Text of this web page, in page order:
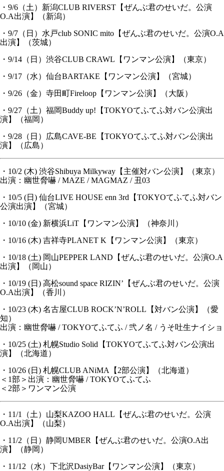
・9/6（土）新潟CLUB RIVERST【ぜんぶ君のせいだ。公演
O.A出演】（新潟）
・9/7（日）水戸club SONIC mito【ぜんぶ君のせいだ。公演O.A
出演】（茨城）
・9/14（日）渋谷CLUB CRAWL【ワンマン公演】（東京）
・9/17（水）仙台BARTAKE【ワンマン公演】（宮城）
・9/26（金）寺田町Fireloop【ワンマン公演】（大阪）
・9/27（土）福岡Buddy up!【TOKYOてふてふ対バン公演出
演】（福岡）
・9/28（日）広島CAVE-BE【TOKYOてふてふ対バン公演出
演】（広島）
・10/2 (木) 渋谷Shibuya Milkyway【主催対バン公演】（東京）
出演：幽世脅嚇 / MAZE / MAGMAZ / 丑03
・10/5 (日) 仙台LIVE HOUSE enn 3rd【TOKYOてふてふ対バン
公演出演】（宮城）
・10/10 (金) 新横浜LiT【ワンマン公演】（神奈川）
・10/16 (木) 吉祥寺PLANET K【ワンマン公演】（東京）
・10/18 (土) 岡山PEPPER LAND【ぜんぶ君のせいだ。公演O.A
出演】（岡山）
・10/19 (日) 高松sound space RIZIN’【ぜんぶ君のせいだ。公演
O.A出演】（香川）
・10/23 (木) 名古屋CLUB ROCK’N’ROLL【対バン公演】（愛
知）
出演：幽世脅嚇 / TOKYOてふてふ / 弐ノ名 / うそ吐生ナイショ
・10/25 (土) 札幌Studio Solid【TOKYOてふてふ対バン公演出
演】（北海道）
・10/26 (日) 札幌CLUB ANiMA【2部公演】（北海道）
＜1部＞出演：幽世脅嚇 / TOKYOてふてふ
＜2部＞ワンマン公演
・11/1（土）山梨KAZOO HALL【ぜんぶ君のせいだ。公演
O.A出演】（山梨）
・11/2（日）静岡UMBER【ぜんぶ君のせいだ。公演O.A出
演】（静岡）
・11/12（水）下北沢DasiyBar【ワンマン公演】（東京）